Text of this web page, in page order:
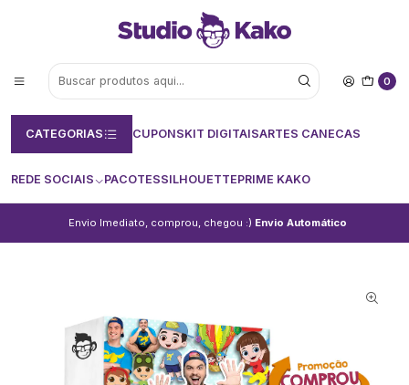
0
CATEGORIAS CUPONSKIT DIGITAISARTES CANECAS
REDE SOCIAIS PACOTESSILHOUETTEPRIME KAKO
Envio Imediato, comprou, chegou :) Envio Automático